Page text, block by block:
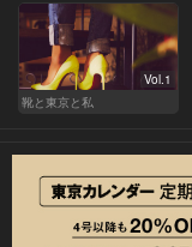
Vol.1
靴と東京と私